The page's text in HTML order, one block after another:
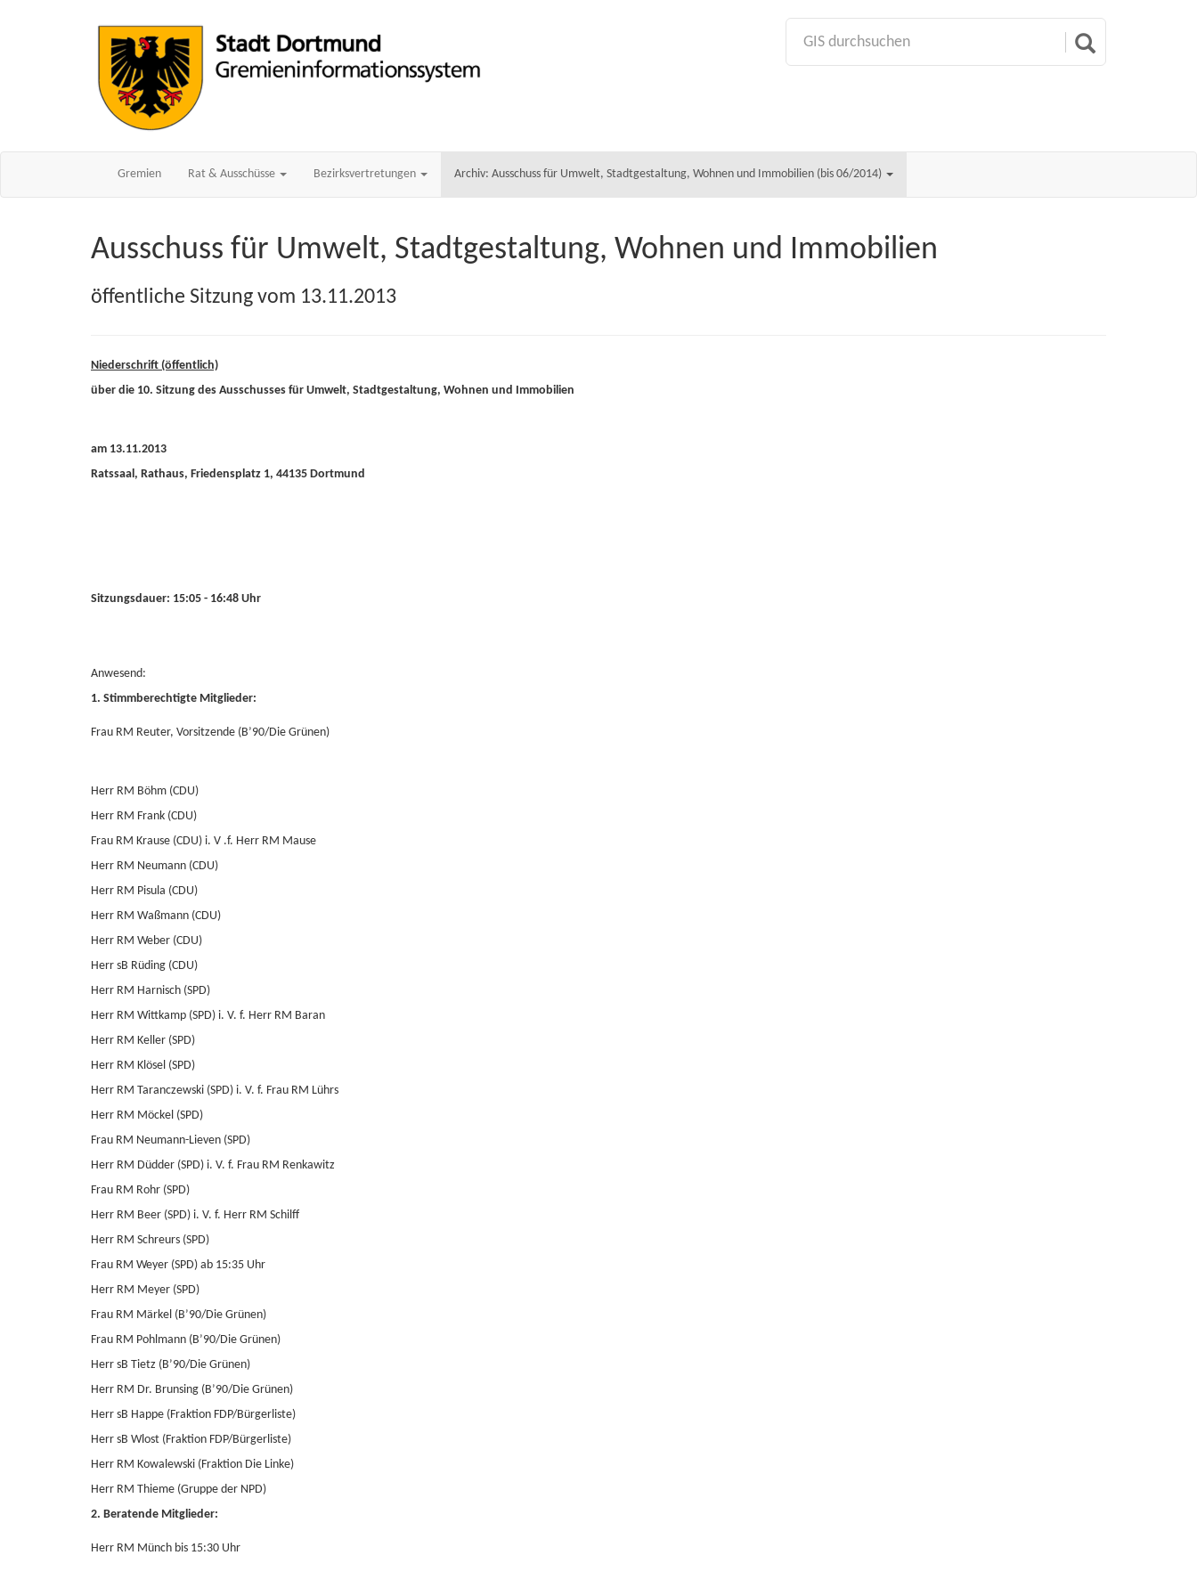
Gremien Rat & Ausschüsse Bezirksvertretungen Archiv: Ausschuss für Umwelt, Stadtgestaltung, Wohnen und Immobilien (bis 06/2014)
Ausschuss für Umwelt, Stadtgestaltung, Wohnen und Immobilien
öffentliche Sitzung vom 13.11.2013
Niederschrift (öffentlich)
über die 10. Sitzung des Ausschusses für Umwelt, Stadtgestaltung, Wohnen und Immobilien
am 13.11.2013
Ratssaal, Rathaus, Friedensplatz 1, 44135 Dortmund
Sitzungsdauer: 15:05 - 16:48 Uhr
Anwesend:
1. Stimmberechtigte Mitglieder:
Frau RM Reuter, Vorsitzende (B’90/Die Grünen)
Herr RM Böhm (CDU)
Herr RM Frank (CDU)
Frau RM Krause (CDU) i. V .f. Herr RM Mause
Herr RM Neumann (CDU)
Herr RM Pisula (CDU)
Herr RM Waßmann (CDU)
Herr RM Weber (CDU)
Herr sB Rüding (CDU)
Herr RM Harnisch (SPD)
Herr RM Wittkamp (SPD) i. V. f. Herr RM Baran
Herr RM Keller (SPD)
Herr RM Klösel (SPD)
Herr RM Taranczewski (SPD) i. V. f. Frau RM Lührs
Herr RM Möckel (SPD)
Frau RM Neumann-Lieven (SPD)
Herr RM Düdder (SPD) i. V. f. Frau RM Renkawitz
Frau RM Rohr (SPD)
Herr RM Beer (SPD) i. V. f. Herr RM Schilff
Herr RM Schreurs (SPD)
Frau RM Weyer (SPD) ab 15:35 Uhr
Herr RM Meyer (SPD)
Frau RM Märkel (B’90/Die Grünen)
Frau RM Pohlmann (B’90/Die Grünen)
Herr sB Tietz (B’90/Die Grünen)
Herr RM Dr. Brunsing (B’90/Die Grünen)
Herr sB Happe (Fraktion FDP/Bürgerliste)
Herr sB Wlost (Fraktion FDP/Bürgerliste)
Herr RM Kowalewski (Fraktion Die Linke)
Herr RM Thieme (Gruppe der NPD)
2. Beratende Mitglieder:
Herr RM Münch bis 15:30 Uhr